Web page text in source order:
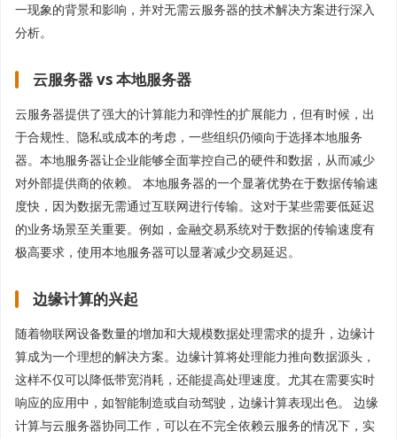
一现象的背景和影响，并对无需云服务器的技术解决方案进行深入
分析。
云服务器 vs 本地服务器
云服务器提供了强大的计算能力和弹性的扩展能力，但有时候，出
于合规性、隐私或成本的考虑，一些组织仍倾向于选择本地服务
器。本地服务器让企业能够全面掌控自己的硬件和数据，从而减少
对外部提供商的依赖。 本地服务器的一个显著优势在于数据传输速
度快，因为数据无需通过互联网进行传输。这对于某些需要低延迟
的业务场景至关重要。例如，金融交易系统对于数据的传输速度有
极高要求，使用本地服务器可以显著减少交易延迟。
边缘计算的兴起
随着物联网设备数量的增加和大规模数据处理需求的提升，边缘计
算成为一个理想的解决方案。边缘计算将处理能力推向数据源头，
这样不仅可以降低带宽消耗，还能提高处理速度。尤其在需要实时
响应的应用中，如智能制造或自动驾驶，边缘计算表现出色。 边缘
计算与云服务器协同工作，可以在不完全依赖云服务的情况下，实